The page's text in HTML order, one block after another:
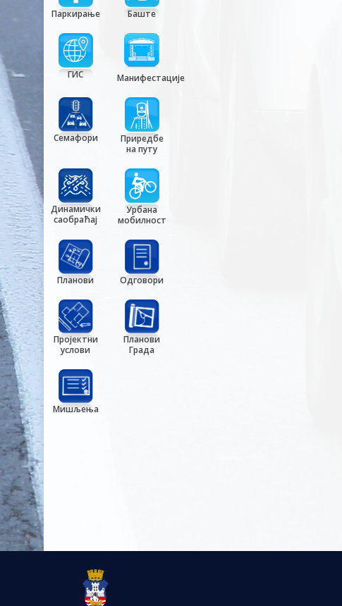
Паркирање Баште
ГИС Манифестације
Семафори
Приредбе
на путу
Динамички
саобраћај
Урбана
мобилност
Планови Одговори
Пројектни
услови
Планови
Града
Мишљења